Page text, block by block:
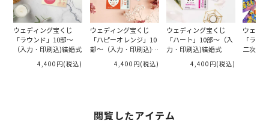
ウェディング宝くじ
「ラウンド」10部～
（入力・印刷込)結婚式
4,400円(税込)
ウェディング宝くじ
「ハピーオレンジ」10
部～（入力・印刷込)結
4,400円(税込)
ウェディング宝くじ
「ハート」10部～（入
力・印刷込)結婚式
4,400円(税込)
ウェデ
「ラブ
二次会
閲覧したアイテム